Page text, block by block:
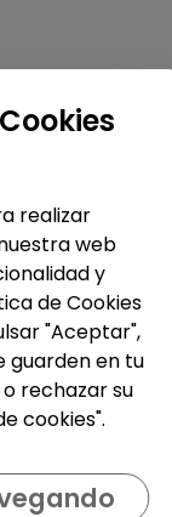
realizar
web
y
de Cookies
"Aceptar",
guarden en tu
rechazar su
cookies".